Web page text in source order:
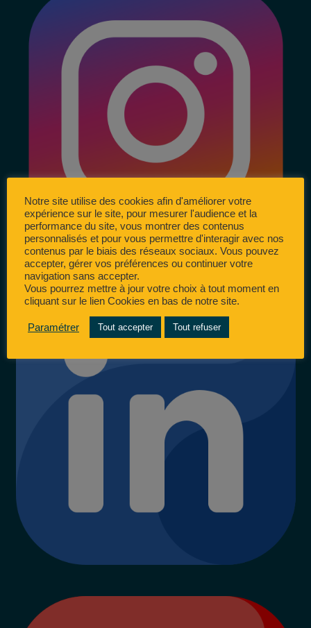
Notre site utilise des cookies afin d'améliorer votre
expérience sur le site, pour mesurer l'audience et la
performance du site, vous montrer des contenus
personnalisés et pour vous permettre d'interagir avec nos
contenus par le biais des réseaux sociaux. Vous pouvez
accepter, gérer vos préférences ou continuer votre
navigation sans accepter.
Vous pourrez mettre à jour votre choix à tout moment en
cliquant sur le lien Cookies en bas de notre site.
Paramétrer Tout accepter Tout refuser